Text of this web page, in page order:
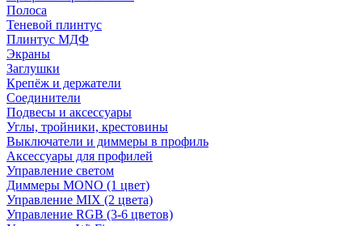
Полоса
Теневой плинтус
Плинтус МДФ
Экраны
Заглушки
Крепёж и держатели
Соединители
Подвесы и аксессуары
Углы, тройники, крестовины
Выключатели и диммеры в профиль
Аксессуары для профилей
Управление светом
Диммеры MONO (1 цвет)
Управление MIX (2 цвета)
Управление RGB (3-6 цветов)